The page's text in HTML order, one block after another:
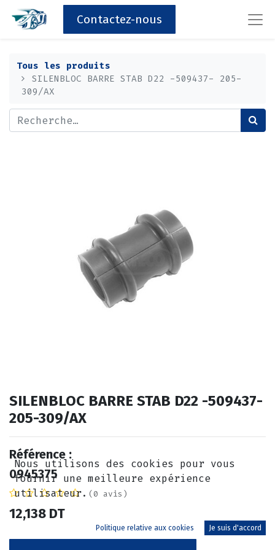
Contactez-nous
Tous les produits
SILENBLOC BARRE STAB D22 -509437- 205-
309/AX
SILENBLOC BARRE STAB D22 -509437-
205-309/AX
Référence :
0945375
(0 avis)
12,138 DT
Nous utilisons des cookies pour vous
fournir une meilleure expérience
utilisateur.
Politique relative aux cookies Je suis d'accord